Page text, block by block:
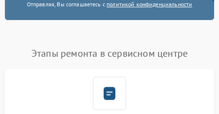
Отправляя, Вы соглашаетесь с политикой конфиденциальности
Этапы ремонта в сервисном центре